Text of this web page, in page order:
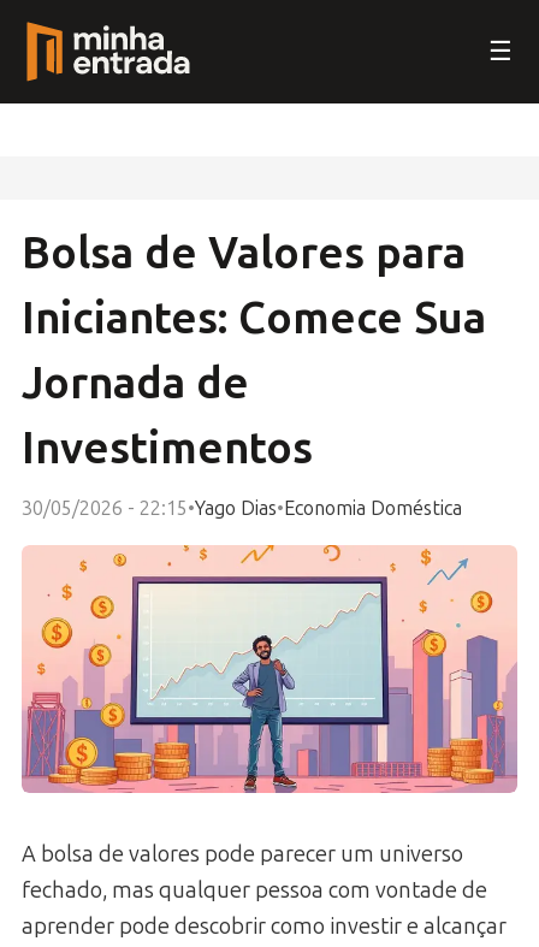
☰
Bolsa de Valores para
Iniciantes: Comece Sua
Jornada de
Investimentos
30/05/2026 - 22:15•Yago Dias•Economia Doméstica
A bolsa de valores pode parecer um universo
fechado, mas qualquer pessoa com vontade de
aprender pode descobrir como investir e alcançar